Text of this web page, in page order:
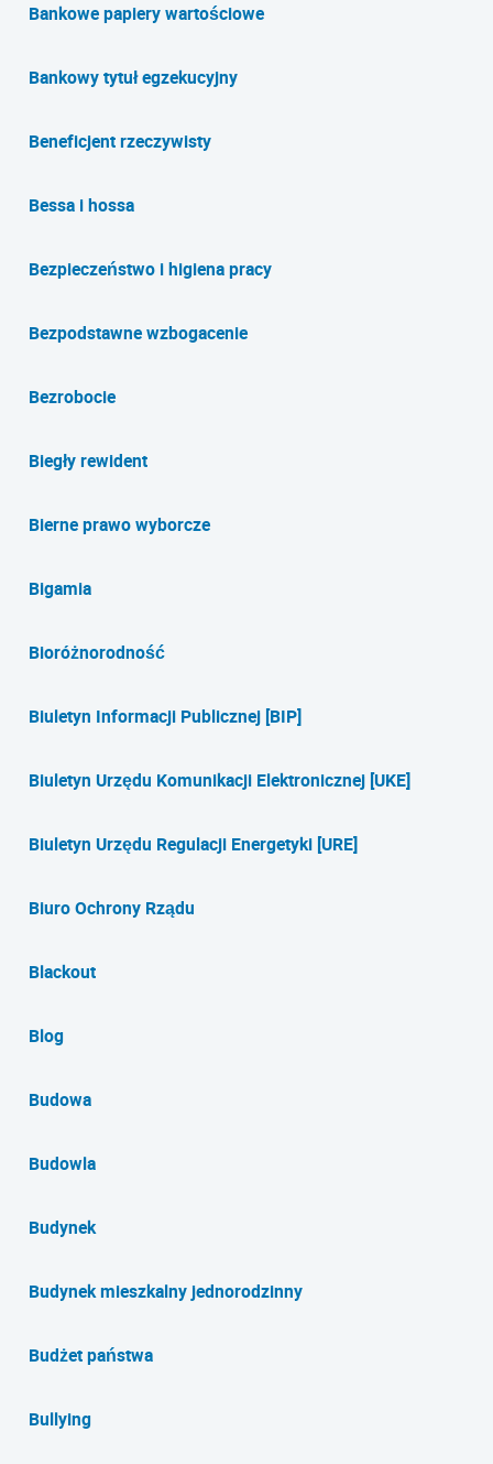
Bankowe papiery wartościowe
Bankowy tytuł egzekucyjny
Beneficjent rzeczywisty
Bessa i hossa
Bezpieczeństwo i higiena pracy
Bezpodstawne wzbogacenie
Bezrobocie
Biegły rewident
Bierne prawo wyborcze
Bigamia
Bioróżnorodność
Biuletyn Informacji Publicznej [BIP]
Biuletyn Urzędu Komunikacji Elektronicznej [UKE]
Biuletyn Urzędu Regulacji Energetyki [URE]
Biuro Ochrony Rządu
Blackout
Blog
Budowa
Budowla
Budynek
Budynek mieszkalny jednorodzinny
Budżet państwa
Bullying